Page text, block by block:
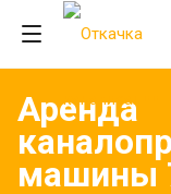
Аренда
машины